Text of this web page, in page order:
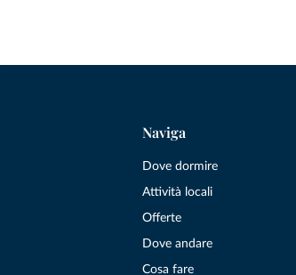
Naviga
Dove dormire
Attività locali
Offerte
Dove andare
Cosa fare